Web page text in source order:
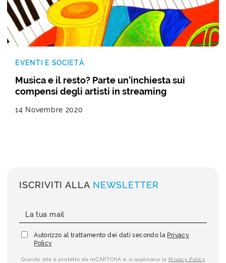
EVENTI E SOCIETÀ
Musica e il resto? Parte un’inchiesta sui
compensi degli artisti in streaming
14 Novembre 2020
ISCRIVITI ALLA NEWSLETTER
Autorizzo al trattamento dei dati secondo la Privacy
Policy
Questo sito è protetto da reCAPTCHA e si applicano la Privacy Policy